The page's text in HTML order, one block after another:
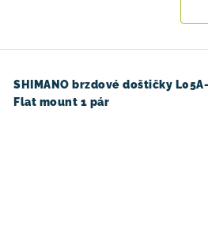
SHIMANO brzdové doštičky
Flat mount 1 pár